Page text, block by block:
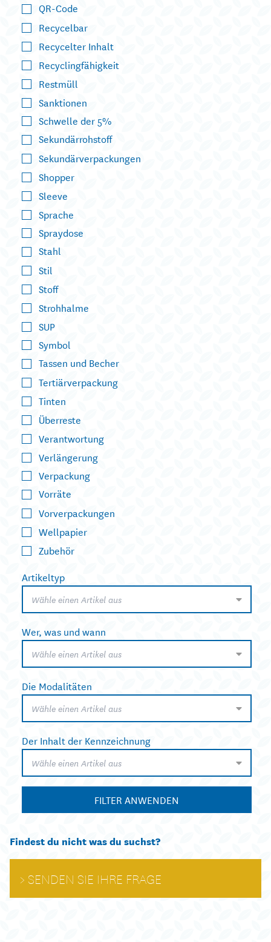
QR-Code
Recycelbar
Recycelter Inhalt
Recyclingfähigkeit
Restmüll
Sanktionen
Schwelle der 5%
Sekundärrohstoff
Sekundärverpackungen
Shopper
Sleeve
Sprache
Spraydose
Stahl
Stil
Stoff
Strohhalme
SUP
Symbol
Tassen und Becher
Tertiärverpackung
Tinten
Überreste
Verantwortung
Verlängerung
Verpackung
Vorräte
Vorverpackungen
Wellpapier
Zubehör
Artikeltyp
Wähle einen Artikel aus
Wer, was und wann
Wähle einen Artikel aus
Die Modalitäten
Wähle einen Artikel aus
Der Inhalt der Kennzeichnung
Wähle einen Artikel aus
FILTER ANWENDEN
Findest du nicht was du suchst?
SENDEN SIE IHRE FRAGE